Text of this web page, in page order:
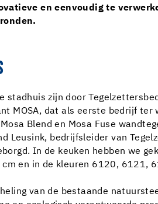
en eenvoudig te
zijn door
MOSA, dat als eerste bedrijf
Blend en Mosa Fuse
Leusink, bedrijfsleider van
In de keuken hebben we
en in de kleuren 6120, 6121,
van de bestaande